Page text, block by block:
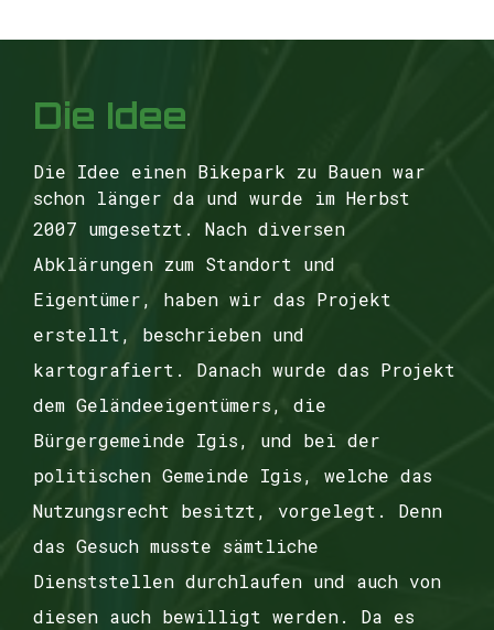
Die Idee
Die Idee einen Bikepark zu Bauen war
schon länger da und wurde im Herbst
2007 umgesetzt. Nach diversen
Abklärungen zum Standort und
Eigentümer, haben wir das Projekt
erstellt, beschrieben und
kartografiert. Danach wurde das Projekt
dem Geländeeigentümers, die
Bürgergemeinde Igis, und bei der
politischen Gemeinde Igis, welche das
Nutzungsrecht besitzt, vorgelegt. Denn
das Gesuch musste sämtliche
Dienststellen durchlaufen und auch von
diesen auch bewilligt werden. Da es